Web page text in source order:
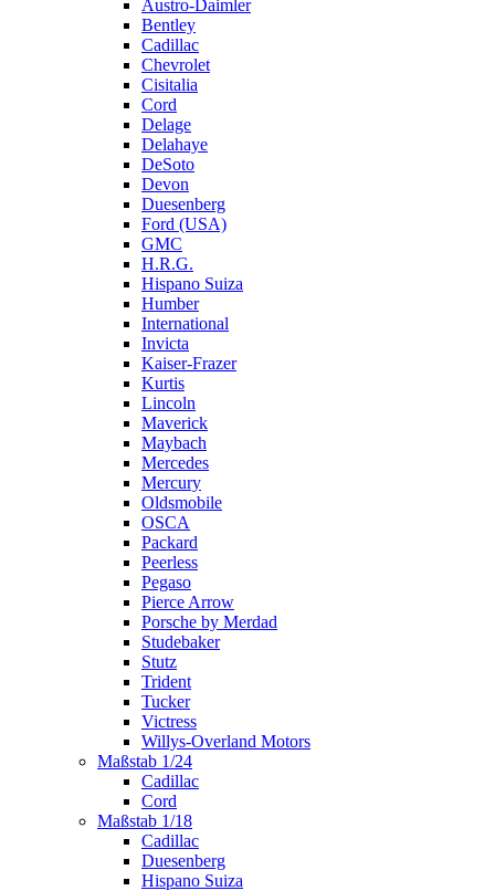
Austro-Daimler
Bentley
Cadillac
Chevrolet
Cisitalia
Cord
Delage
Delahaye
DeSoto
Devon
Duesenberg
Ford (USA)
GMC
H.R.G.
Hispano Suiza
Humber
International
Invicta
Kaiser-Frazer
Kurtis
Lincoln
Maverick
Maybach
Mercedes
Mercury
Oldsmobile
OSCA
Packard
Peerless
Pegaso
Pierce Arrow
Porsche by Merdad
Studebaker
Stutz
Trident
Tucker
Victress
Willys-Overland Motors
Maßstab 1/24
Cadillac
Cord
Maßstab 1/18
Cadillac
Duesenberg
Hispano Suiza